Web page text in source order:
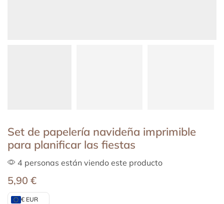
Set de papelería navideña imprimible
para planificar las fiestas
4 personas están viendo este producto
5,90 €
€ EUR